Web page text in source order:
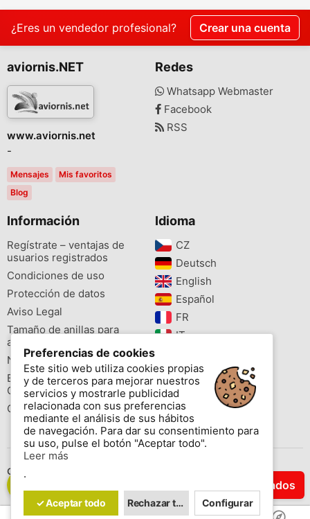
Filtrar Resultados
¿Eres un vendedor profesional? Crear una cuenta
aviornis.NET
www.aviornis.net
-
Mensajes
Mis favoritos
Blog
Redes
Whatsapp Webmaster
Facebook
RSS
Información
Regístrate – ventajas de
usuarios registrados
Condiciones de uso
Protección de datos
Aviso Legal
Tamaño de anillas para
aves
Newsletter
Buscador de especies
Cites
Colores de las anillas
Idioma
CZ‎
Deutsch‎
English‎
Español‎
FR‎
IT‎
PL‎
PT‎
Preferencias de cookies
Este sitio web utiliza cookies propias
y de terceros para mejorar nuestros
servicios y mostrarle publicidad
relacionada con sus preferencias
mediante el análisis de sus hábitos
de navegación. Para dar su consentimiento para
su uso, pulse el botón "Aceptar todo".
Leer más
.
✓ Aceptar todo Rechazar todo Configurar
Contáctenos
Copyright © 2026 www.aviornis.net Tablón de anuncios gratis.